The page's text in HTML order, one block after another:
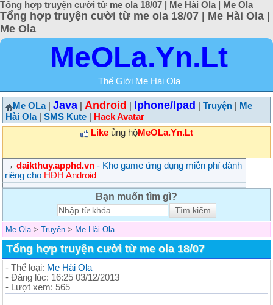
Tổng hợp truyện cười từ me ola 18/07 | Me Hài Ola | Me Ola
Tổng hợp truyện cười từ me ola 18/07 | Me Hài Ola |
Me Ola
MeOLa.Yn.Lt
Thế Giới Me Hài Ola
Me OLa| Java Android Iphone/Ipad Truyện
Me
Hài Ola| SMS Kute
Hack Avatar
Likeủng hộMeOLa.Yn.Lt
→ daikthuy.apphd.vn - Kho game ứng dụng miễn phí dành
riêng cho HĐH Android
Bạn muốn tìm gì?
Me Ola > Truyện > Me Hài Ola
Tổng hợp truyện cười từ me ola 18/07
- Thể loại: Me Hài Ola
- Đăng lúc: 16:25 03/12/2013
- Lượt xem: 565